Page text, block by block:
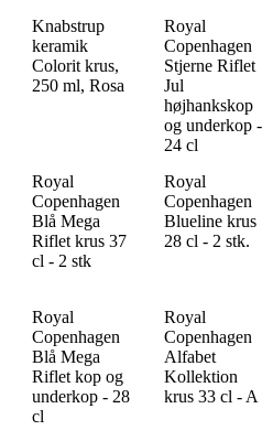
Knabstrup
keramik
Colorit krus,
250 ml, Rosa
Royal
Copenhagen
Stjerne Riflet
Jul
højhankskop
og underkop -
24 cl
Royal
Copenhagen
Blå Mega
Riflet krus 37
cl - 2 stk
Royal
Copenhagen
Blueline krus
28 cl - 2 stk.
Royal
Copenhagen
Blå Mega
Riflet kop og
underkop - 28
cl
Royal
Copenhagen
Alfabet
Kollektion
krus 33 cl - A